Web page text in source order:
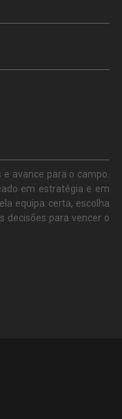
avance para o campo.
em estratégia e em
equipa certa, escolha
decisões para vencer o